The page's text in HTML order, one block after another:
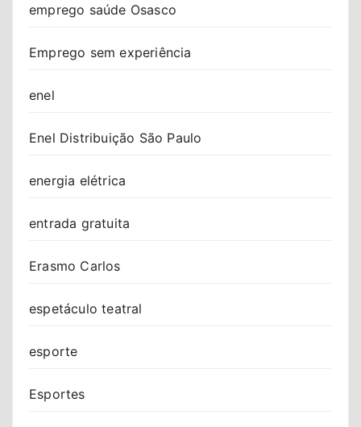
emprego saúde Osasco
Emprego sem experiência
enel
Enel Distribuição São Paulo
energia elétrica
entrada gratuita
Erasmo Carlos
espetáculo teatral
esporte
Esportes